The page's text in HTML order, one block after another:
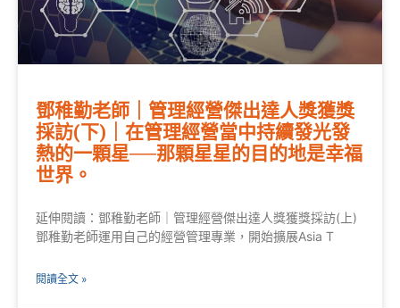
鄧稚勤老師｜管理經營傑出達人獎獲獎
採訪(下)｜在管理經營當中持續發光發
熱的一顆星──那顆星星的目的地是幸福
世界。
延伸閱讀：鄧稚勤老師｜管理經營傑出達人獎獲獎採訪(上)
鄧稚勤老師運用自己的經營管理專業，開始擴展Asia T
閱讀全文 »